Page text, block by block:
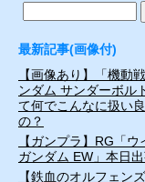
最新記事(画像付)
【画像あり】「機動
ンダム サンダーボル
て何でこんなに扱い
の？
【ガンプラ】RG「ウ
ガンダム EW」本日出
【鉄血のオルフェン